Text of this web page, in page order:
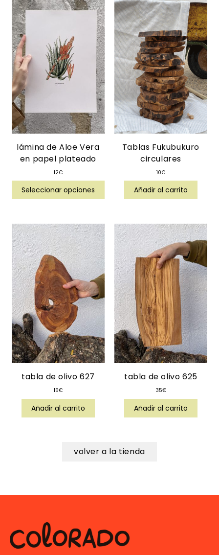
lámina de Aloe Vera
en papel plateado
12€
Seleccionar opciones
Tablas Fukubukuro
circulares
10€
Añadir al carrito
tabla de olivo 627
15€
Añadir al carrito
tabla de olivo 625
35€
Añadir al carrito
volver a la tienda